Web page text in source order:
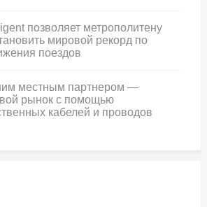
позволяет метрополитену
мировой рекорд по
поездов
местным партнером —
рынок с помощью
кабелей и проводов